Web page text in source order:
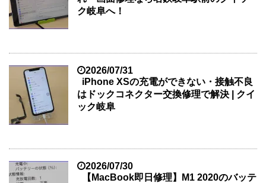
ク岐阜へ！
2026/07/31
iPhone XSの充電ができない・接触不良
はドックコネクター交換修理で解決 | クイ
ック岐阜
2026/07/30
【MacBook即日修理】M1 2020のバッテ